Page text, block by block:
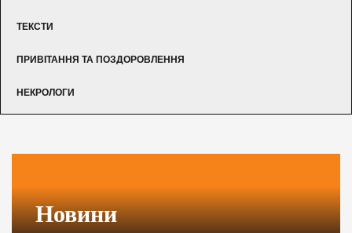
ТЕКСТИ
ПРИВІТАННЯ ТА ПОЗДОРОВЛЕННЯ
НЕКРОЛОГИ
Новини